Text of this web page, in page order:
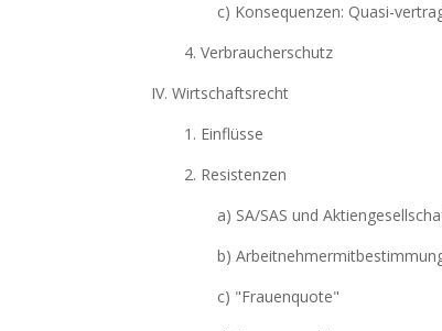
c) Konsequenzen: Quasi-
4. Verbraucherschutz
IV. Wirtschaftsrecht
1. Einflüsse
2. Resistenzen
a) SA/SAS und
b)
c) "Frauenquote"